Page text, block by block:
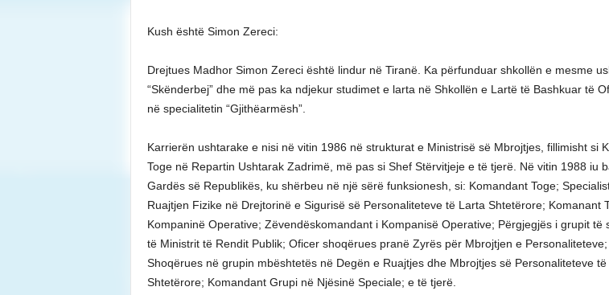
Kush është Simon Zereci:
Drejtues Madhor Simon Zereci është lindur në Tiranë. Ka përfunduar shkollën e mesme
“Skënderbej” dhe më pas ka ndjekur studimet e larta në Shkollën e Lartë të Bashkuar të
në specialitetin “Gjithëarmësh”.
Karrierën ushtarake e nisi në vitin 1986 në strukturat e Ministrisë së Mbrojtjes, fillimisht si
Toge në Repartin Ushtarak Zadrimë, më pas si Shef Stërvitjeje e të tjerë. Në vitin 1988 iu
Gardës së Republikës, ku shërbeu në një sërë funksionesh, si: Komandant Toge;
Ruajtjen Fizike në Drejtorinë e Sigurisë së Personaliteteve të Larta Shtetërore; Komanant
Kompaninë Operative; Zëvendëskomandant i Kompanisë Operative; Përgjegjës i grupit të
të Ministrit të Rendit Publik; Oficer shoqërues pranë Zyrës për Mbrojtjen e Personaliteteve;
Shoqërues në grupin mbështetës në Degën e Ruajtjes dhe Mbrojtjes së Personaliteteve të
Shtetërore; Komandant Grupi në Njësinë Speciale; e të tjerë.